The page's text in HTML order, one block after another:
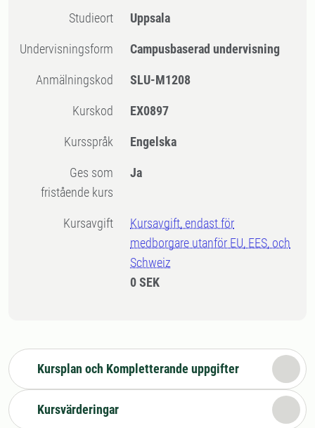
Studieort Uppsala
Undervisningsform Campusbaserad undervisning
Anmälningskod SLU-M1208
Kurskod EX0897
Kursspråk Engelska
Ges som
fristående kurs
Ja
Kursavgift
Kursavgift, endast för
medborgare utanför EU, EES, och
Schweiz
0 SEK
Kursplan och Kompletterande uppgifter
Kursvärderingar